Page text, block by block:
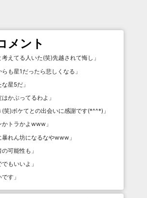
メント
考えてる人いた(笑)先越されて悔し 」
らも星1だったら悲しくなる 」
な星5だ 」
はかぶってるわよ 」
(笑)ボケてとの出会いに感謝です(*^^*) 」
かトラかよwww 」
暴れん坊になるなやwww 」
の可能性も 」
でもいいよ 」
です 」